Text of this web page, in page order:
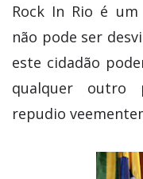
Rock In Rio é
não pode ser
este cidadão
qualquer outro
repudio